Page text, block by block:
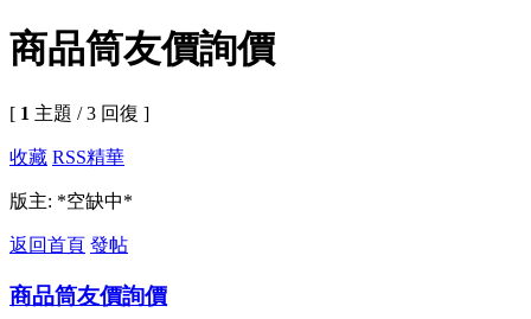
商品筒友價詢價
[ 1 主題 / 3 回復 ]
收藏 RSS精華
版主: *空缺中*
返回首頁 發帖
商品筒友價詢價